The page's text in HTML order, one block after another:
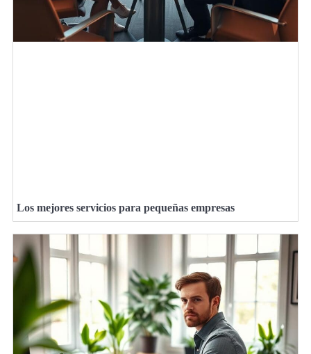
Los mejores servicios para pequeñas empresas